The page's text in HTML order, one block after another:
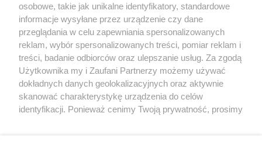
POGODA
16℃
Zobacz prognozę na 3 dni
osobowe, takie jak unikalne identyfikatory, standardowe
informacje wysyłane przez urządzenie czy dane
przeglądania w celu zapewniania spersonalizowanych
reklam, wybór spersonalizowanych treści, pomiar reklam i
treści, badanie odbiorców oraz ulepszanie usług. Za zgodą
Użytkownika my i Zaufani Partnerzy możemy używać
dokładnych danych geolokalizacyjnych oraz aktywnie
skanować charakterystykę urządzenia do celów
identyfikacji. Ponieważ cenimy Twoją prywatność, prosimy